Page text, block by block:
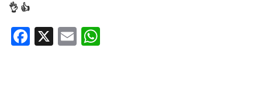
👌 👍
Facebook
X Email